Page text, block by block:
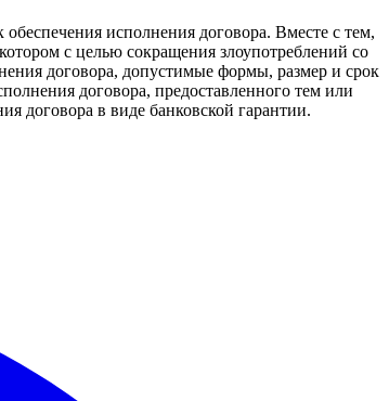
исполнения договора. Вместе с тем,
с целью сокращения злоупотреблений со
договора, допустимые формы, размер и срок
договора, предоставленного тем или
договора в виде банковской гарантии.